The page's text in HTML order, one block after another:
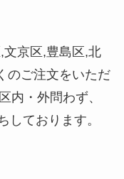
京区,豊島区,北
のご注文をいただ
内・外問わず、
しております。